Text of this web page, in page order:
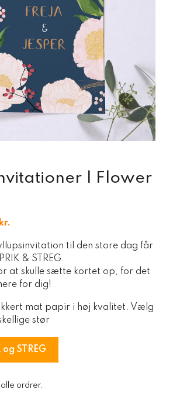
| Flower
kr..
kr.
pris
er:
15,00 kr..
til den store dag får
& STREG.
at skulle sætte kortet op, for det
for dig!
mat papir i høj kvalitet. Vælg
stør
STREG
ordrer.